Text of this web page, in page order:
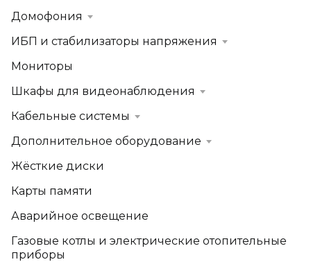
Домофония
ИБП и стабилизаторы напряжения
Мониторы
Шкафы для видеонаблюдения
Кабельные системы
Дополнительное оборудование
Жёсткие диски
Карты памяти
Аварийное освещение
Газовые котлы и электрические отопительные
приборы